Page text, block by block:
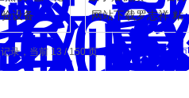
验设备
网站下载罗志祥 粘
力测试仪
录，当前 13 / 150 页 上一页 下一页